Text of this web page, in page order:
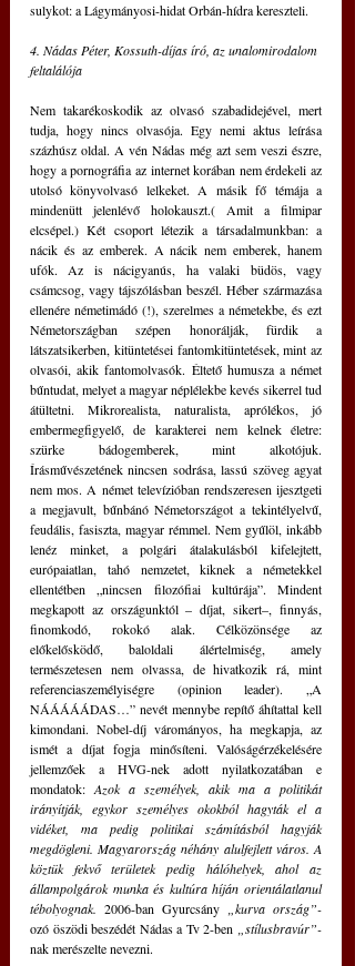
sulykot: a Lágymányosi-hidat Orbán-hídra kereszteli.
4. Nádas Péter, Kossuth-díjas író, az unalomirodalom
feltalálója
Nem takarékoskodik az olvasó szabadidejével, mert
tudja, hogy nincs olvasója. Egy nemi aktus leírása
százhúsz oldal. A vén Nádas még azt sem veszi észre,
hogy a pornográfia az internet korában nem érdekeli az
utolsó könyvolvasó lelkeket. A másik fő témája a
mindenütt jelenlévő holokauszt.( Amit a filmipar
elcsépel.) Két csoport létezik a társadalmunkban: a
nácik és az emberek. A nácik nem emberek, hanem
ufók. Az is nácigyanús, ha valaki büdös, vagy
csámcsog, vagy tájszólásban beszél. Héber származása
ellenére németimádó (!), szerelmes a németekbe, és ezt
Németországban szépen honorálják, fürdik a
látszatsikerben, kitüntetései fantomkitüntetések, mint az
olvasói, akik fantomolvasók. Éltető humusza a német
bűntudat, melyet a magyar néplélekbe kevés sikerrel tud
átültetni. Mikrorealista, naturalista, aprólékos, jó
embermegfigyelő, de karakterei nem kelnek életre:
szürke bádogemberek, mint alkotójuk.
Írásművészetének nincsen sodrása, lassú szöveg agyat
nem mos. A német televízióban rendszeresen ijesztgeti
a megjavult, bűnbánó Németországot a tekintélyelvű,
feudális, fasiszta, magyar rémmel. Nem gyűlöl, inkább
lenéz minket, a polgári átalakulásból kifelejtett,
európaiatlan, tahó nemzetet, kiknek a németekkel
ellentétben „nincsen filozófiai kultúrája”. Mindent
megkapott az országunktól – díjat, sikert–, finnyás,
finomkodó, rokokó alak. Célközönsége az
előkelősködő, baloldali álértelmiség, amely
természetesen nem olvassa, de hivatkozik rá, mint
referenciaszemélyiségre (opinion leader). „A
NÁÁÁÁÁDAS…” nevét mennybe repítő áhítattal kell
kimondani. Nobel-díj várományos, ha megkapja, az
ismét a díjat fogja minősíteni. Valóságérzékelésére
jellemzőek a HVG-nek adott nyilatkozatában e
mondatok: Azok a személyek, akik ma a politikát
irányítják, egykor személyes okokból hagyták el a
vidéket, ma pedig politikai számításból hagyják
megdögleni. Magyarország néhány alulfejlett város. A
köztük fekvő területek pedig hálóhelyek, ahol az
állampolgárok munka és kultúra híján orientálatlanul
tébolyognak. 2006-ban Gyurcsány
„kurva ország”-
ozó öszödi beszédét Nádas a Tv 2-ben
„stílusbravúr”-
nak merészelte nevezni.